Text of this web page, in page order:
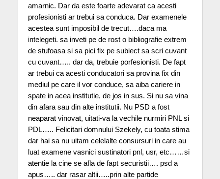
amarnic. Dar da este foarte adevarat ca acesti
profesionisti ar trebui sa conduca. Dar examenele
acestea sunt imposibil de trecut….daca ma
intelegeti. sa inveti pe de rost o bibliografie extrem
de stufoasa si sa pici fix pe subiect sa scri cuvant
cu cuvant….. dar da, trebuie porfesionisti. De fapt
ar trebui ca acesti conducatori sa provina fix din
mediul pe care il vor conduce, sa aiba cariere in
spate in acea institutie, de jos in sus. Si nu sa vina
din afara sau din alte institutii. Nu PSD a fost
neaparat vinovat, uitati-va la vechile nurmiri PNL si
PDL….. Felicitari domnului Szekely, cu toata stima
dar hai sa nu uitam celelalte consursuri in care au
luat examene vasnici sustinatori pnl, usr, etc……si
atentie la cine se afla de fapt securistii…. psd a
apus….. dar rasar altii…..prin alte partide